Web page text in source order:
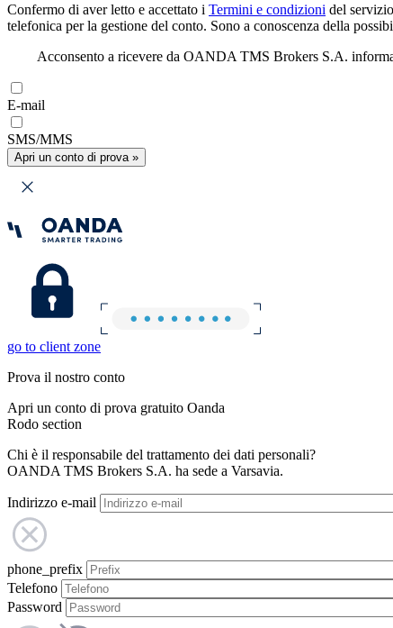
Confermo di aver letto e accettato i Termini e condizioni del
telefonica per la gestione del conto. Sono a conoscenza della
Acconsento a ricevere da OANDA TMS Brokers S.A.
E-mail
SMS/MMS
Apri un conto di prova »
go to client zone
Prova il nostro conto
Apri un conto di prova gratuito Oanda
Rodo section
Chi è il responsabile del trattamento dei dati personali?
OANDA TMS Brokers S.A. ha sede a Varsavia.
Indirizzo e-mail
phone_prefix
Telefono
Password